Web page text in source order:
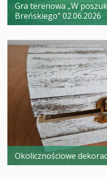
Gra terenowa „W
Breńskiego” 02.06.2026
Okolicznościowe